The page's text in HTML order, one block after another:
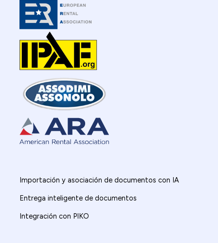
Importación y asociación de documentos con IA
Entrega inteligente de documentos
Integración con PIKO